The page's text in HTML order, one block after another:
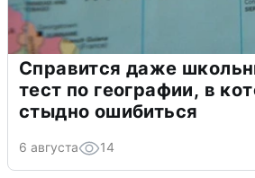
Справится даже
тест по географии, в
стыдно ошибиться
6 августа 14